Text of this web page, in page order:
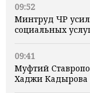
09:52
Минтруд ЧР
социальных
09:41
Муфтий
Хаджи Кадырова